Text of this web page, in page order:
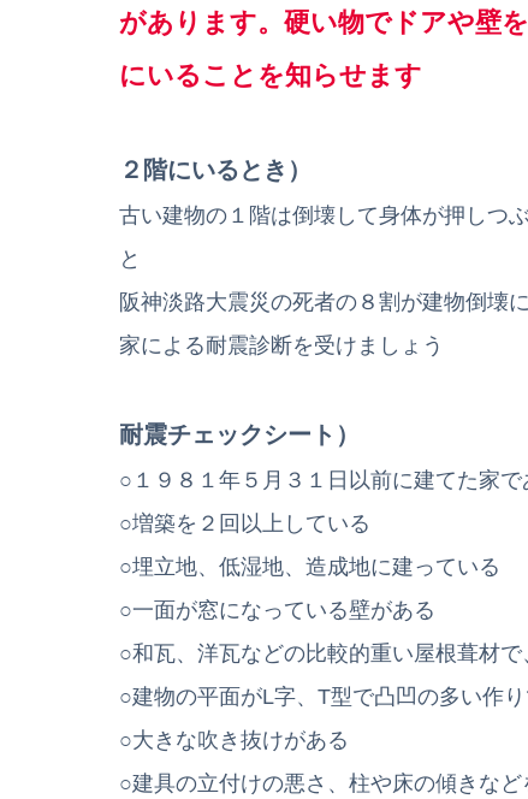
があります。硬い物でドアや壁
にいることを知らせます
２階にいるとき）
古い建物の１階は倒壊して身体が押しつ
と
阪神淡路大震災の死者の８割が建物倒壊
家による耐震診断を受けましょう
耐震チェックシート）
○１９８１年５月３１日以前に建てた家で
○増築を２回以上している
○埋立地、低湿地、造成地に建っている
○一面が窓になっている壁がある
○和瓦、洋瓦などの比較的重い屋根葺材
○建物の平面がL字、T型で凸凹の多い作
○大きな吹き抜けがある
○建具の立付けの悪さ、柱や床の傾きなど